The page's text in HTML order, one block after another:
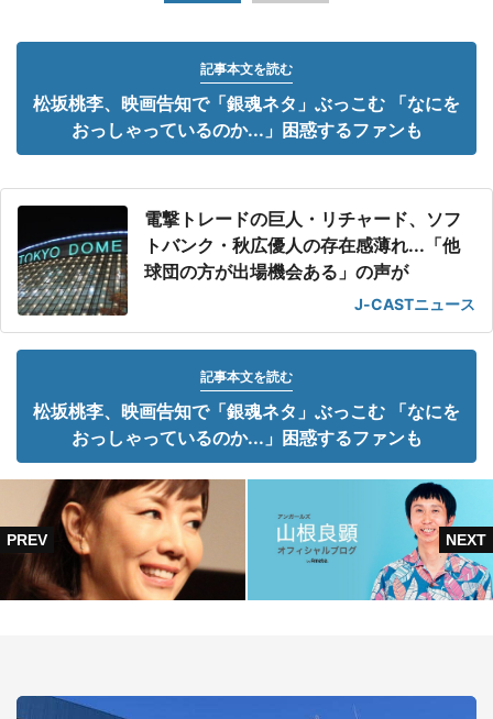
記事本文を読む
松坂桃李、映画告知で「銀魂ネタ」ぶっこむ 「なにを
おっしゃっているのか...」困惑するファンも
電撃トレードの巨人・リチャード、ソフ
トバンク・秋広優人の存在感薄れ...「他
球団の方が出場機会ある」の声が
J-CASTニュース
記事本文を読む
松坂桃李、映画告知で「銀魂ネタ」ぶっこむ 「なにを
おっしゃっているのか...」困惑するファンも